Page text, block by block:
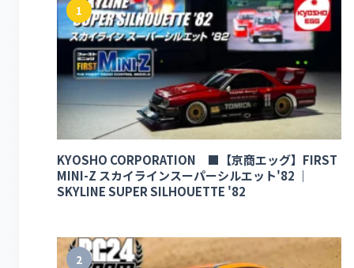
1
KYOSHO CORPORATION ■【京商エッグ】FIRST
MINI-Z スカイラインスーパーシルエット'82 ｜
SKYLINE SUPER SILHOUETTE '82
2